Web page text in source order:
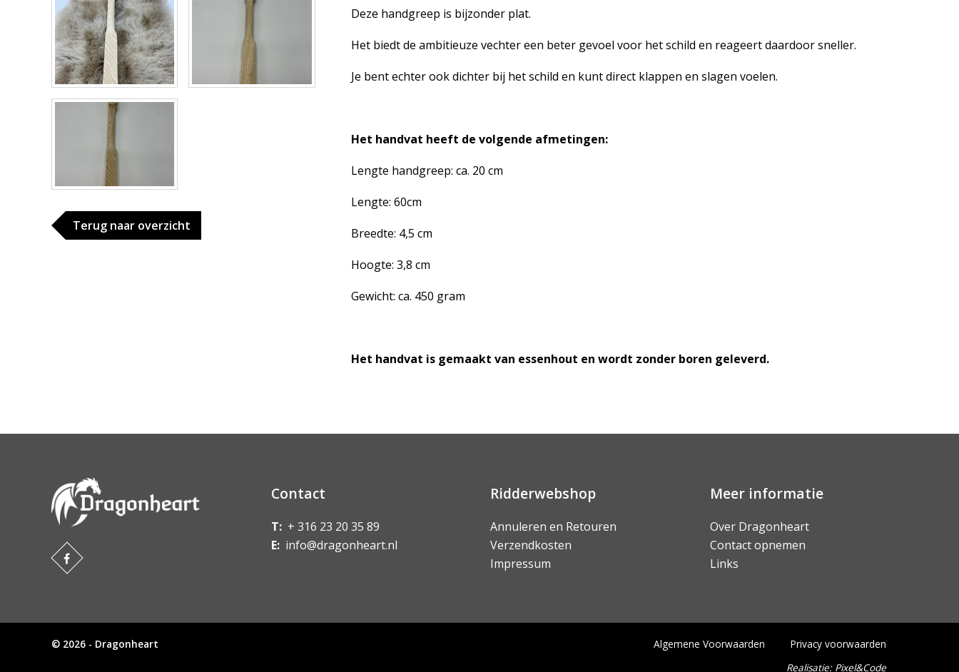
Terug naar overzicht
Deze handgreep is bijzonder plat.
Het biedt de ambitieuze vechter een beter gevoel voor het schild en reageert daardoor sneller.
Je bent echter ook dichter bij het schild en kunt direct klappen en slagen voelen.
Het handvat heeft de volgende afmetingen:
Lengte handgreep: ca. 20 cm
Lengte: 60cm
Breedte: 4,5 cm
Hoogte: 3,8 cm
Gewicht: ca. 450 gram
Het handvat is gemaakt van essenhout en wordt zonder boren geleverd.
Contact
T: + 316 23 20 35 89
E: info@dragonheart.nl
Ridderwebshop
Annuleren en Retouren
Verzendkosten
Impressum
Meer informatie
Over Dragonheart
Contact opnemen
Links
© 2026 - Dragonheart Algemene Voorwaarden
Privacy voorwaarden
Realisatie: Pixel&Code